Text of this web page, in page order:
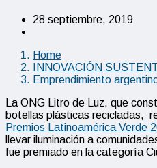
28 septiembre, 2019
Home
INNOVACIÓN
Emprendimiento
La ONG Litro de Luz, que
botellas plásticas recicladas,
Premios Latinoamérica Verde
llevar iluminación a
fue premiado en la categoría